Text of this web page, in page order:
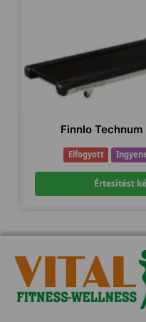
Finnlo
Elfogyott
Értesítést